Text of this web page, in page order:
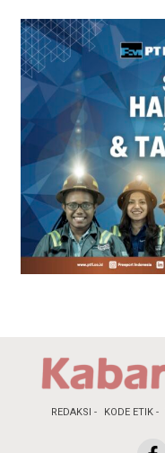
REDAKSI KODE ETIK